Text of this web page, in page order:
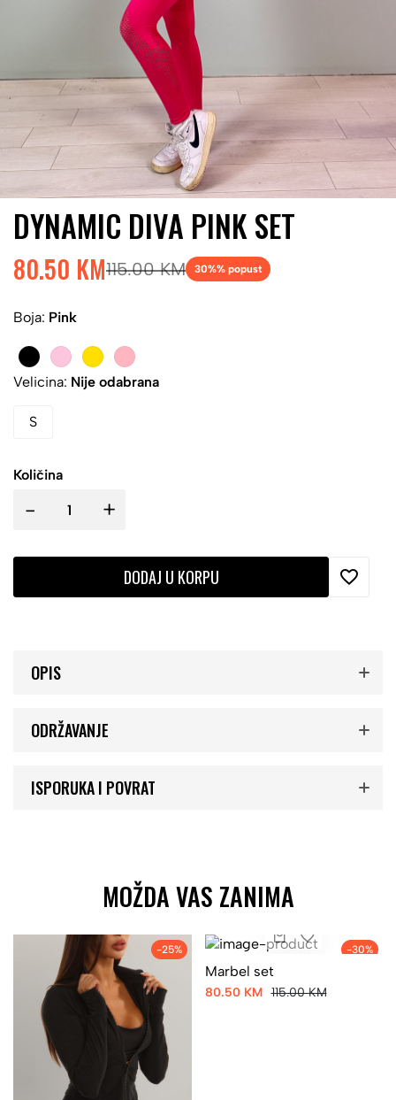
DYNAMIC DIVA PINK SET
80.50 KM115.00 KM 30%% popust
Boja: Pink
Velicina: Nije odabrana
S
Količina
- +
DODAJ U KORPU
OPIS
ODRŽAVANJE
ISPORUKA I POVRAT
MOŽDA VAS ZANIMA
-25% -30%
Marbel set
80.50 KM 115.00 KM